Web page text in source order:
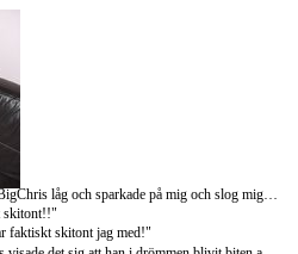
Uppvaknandet idag var inte det bästa. BigChris låg och sparkade på mig och slog mig med knytnävarna!!
skitont!!"
faktiskt skitont jag med!"